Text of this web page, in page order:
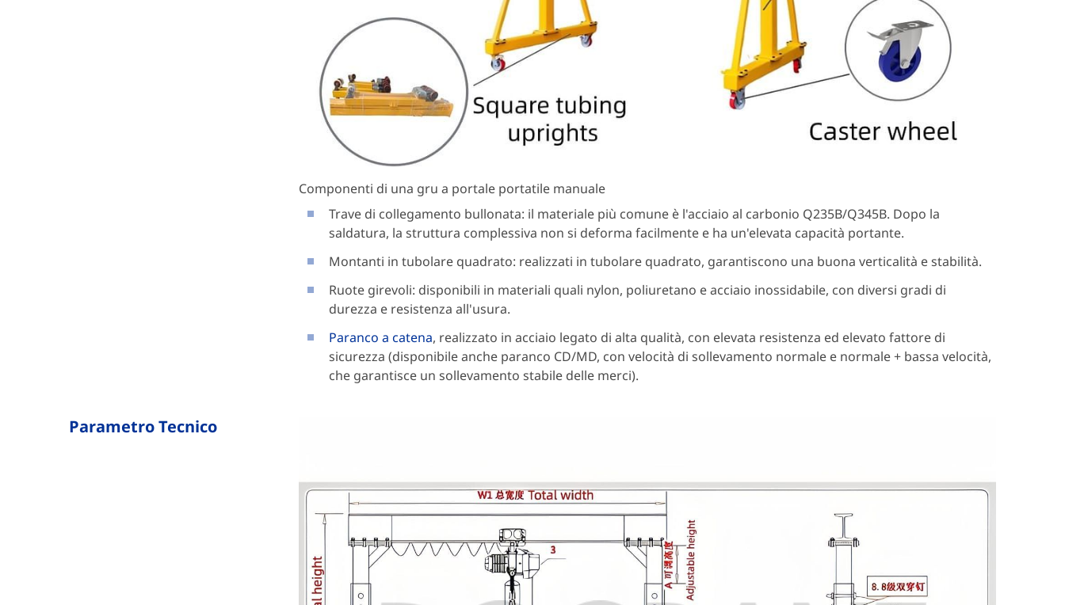
Componenti di una gru a portale portatile manuale
Trave di collegamento bullonata: il materiale più comune è l'acciaio al carbonio Q235B/Q345B. Dopo la
saldatura, la struttura complessiva non si deforma facilmente e ha un'elevata capacità portante.
Montanti in tubolare quadrato: realizzati in tubolare quadrato, garantiscono una buona verticalità e stabilità.
Ruote girevoli: disponibili in materiali quali nylon, poliuretano e acciaio inossidabile, con diversi gradi di
durezza e resistenza all'usura.
Paranco a catena, realizzato in acciaio legato di alta qualità, con elevata resistenza ed elevato fattore di
sicurezza (disponibile anche paranco CD/MD, con velocità di sollevamento normale e normale + bassa velocità,
che garantisce un sollevamento stabile delle merci).
Parametro Tecnico